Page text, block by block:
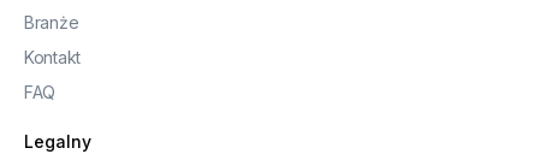
Branże
Kontakt
FAQ
Legalny